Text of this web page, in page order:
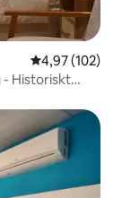
4,97 av 5 i
4,97 (102)
Historiskt